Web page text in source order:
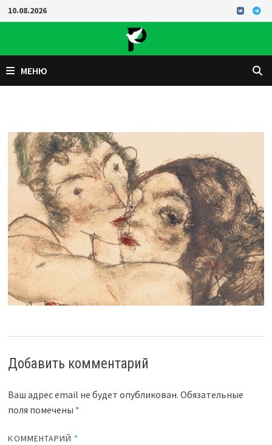
Перейти
к
10.08.2026
МЕНЮ
Добавить комментарий
Ваш адрес email не будет опубликован. Обязательные
поля помечены *
КОММЕНТАРИЙ *